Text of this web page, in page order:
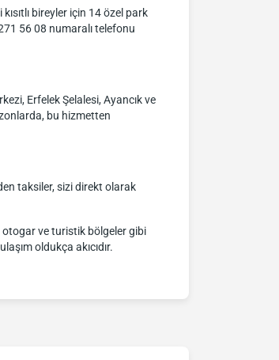
bireyler için 14 özel park
56 08 numaralı telefonu
Erfelek Şelalesi, Ayancık ve
bu hizmetten
taksiler, sizi direkt olarak
otogar ve turistik bölgeler gibi
oldukça akıcıdır.